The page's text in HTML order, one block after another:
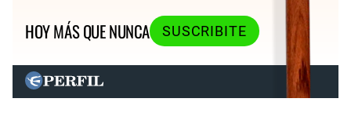
HOY MÁS QUE NUNCA
SUSCRIBITE